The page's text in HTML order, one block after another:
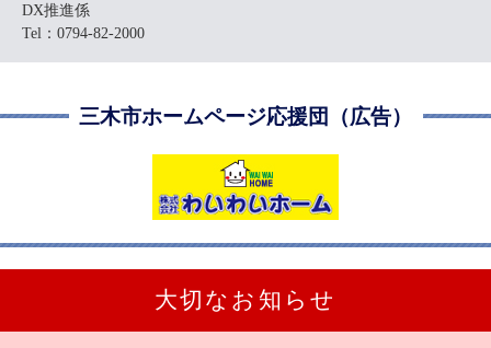
DX推進係
Tel：0794-82-2000
三木市ホームページ応援団（広告）
大切なお知らせ